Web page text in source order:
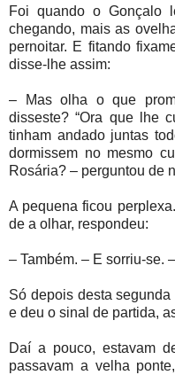
Foi quando o Gonçalo
chegando, mais as
pernoitar. E fitando
disse-lhe assim:
– Mas olha o que
disseste? “Ora que lhe
tinham andado juntas
dormissem no mesmo
Rosária? – perguntou de
A pequena ficou
de a olhar, respondeu:
– Também. – E sorriu-se.
Só depois desta
e deu o sinal de partida,
Daí a pouco, estavam
passavam a velha